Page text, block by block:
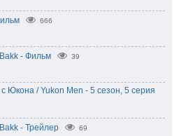
666
- Фильм 39
Юкона / Yukon Men - 5 сезон, 5 серия
- Трейлер 69